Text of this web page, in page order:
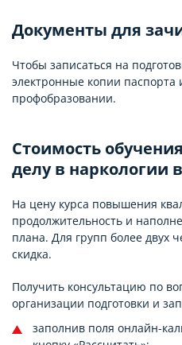
Документы для
Чтобы записаться на
электронные копии паспорта
профобразовании.
Стоимость
делу в наркологии
На цену курса повышения
продолжительность и
плана. Для групп более двух
скидка.
Получить консультацию по
организации подготовки и
заполнив поля онлайн-